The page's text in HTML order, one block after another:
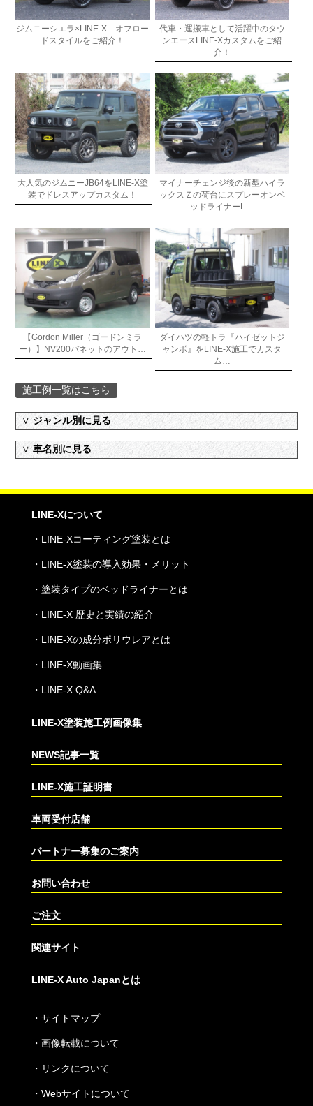
ジムニーシエラ×LINE-X オフロー
ドスタイルをご紹介！
代車・運搬車として活躍中のタウ
ンエースLINE-Xカスタムをご紹
介！
大人気のジムニーJB64をLINE-X塗
装でドレスアップカスタム！
マイナーチェンジ後の新型ハイラ
ックスＺの荷台にスプレーオンベ
ッドライナーL…
【Gordon Miller（ゴードンミラ
ー）】NV200バネットのアウト…
ダイハツの軽トラ『ハイゼットジ
ャンボ』をLINE-X施工でカスタ
ム…
施工例一覧はこちら
∨ジャンル別に見る
∨車名別に見る
LINE-Xについて
・ LINE-Xコーティング塗装とは
・ LINE-X塗装の導入効果・メリット
・ 塗装タイプのベッドライナーとは
・ LINE-X 歴史と実績の紹介
・ LINE-Xの成分ポリウレアとは
・ LINE-X動画集
・ LINE-X Q&A
LINE-X塗装施工例画像集
NEWS記事一覧
LINE-X施工証明書
車両受付店舗
パートナー募集のご案内
お問い合わせ
ご注文
関連サイト
LINE-X Auto Japanとは
・ サイトマップ
・ 画像転載について
・ リンクについて
・ Webサイトについて